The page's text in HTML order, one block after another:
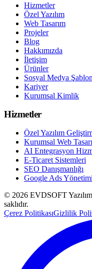
Hizmetler
Özel Yazılım
Web Tasarım
Projeler
Blog
Hakkımızda
İletişim
Ürünler
Sosyal Medya
Kariyer
Kurumsal Kimlik
Hizmetler
Özel Yazılım
Kurumsal Web
AI Entegrasyon
E-Ticaret Sistemleri
SEO Danışmanlığı
Google Ads Yönetimi
© 2026 EVDSOFT
saklıdır.
Çerez PolitikasıGizlilik